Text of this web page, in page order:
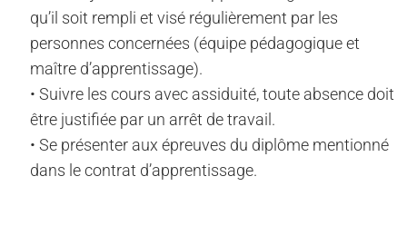
qu’il soit rempli et visé régulièrement par les
personnes concernées (équipe pédagogique et
maître d’apprentissage).
• Suivre les cours avec assiduité, toute absence doit
être justifiée par un arrêt de travail.
• Se présenter aux épreuves du diplôme mentionné
dans le contrat d’apprentissage.